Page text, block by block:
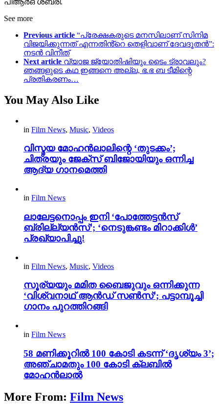
See more
Previous article “പ്രേക്ഷകരുടെ മനസിലാണ് സിനിമ
വിജയിക്കുന്നത് എന്നതിൻ്റെ തെളിവാണ് ദേവദൂതൻ”:
നടൻ വിനീത്
Next article വ്യാജ ജ്യോതിഷിയും ടൈം ട്രാവലും?
ഞങ്ങളുടെ കഥ ഇങ്ങനെ അല്ല, ഭ.ഭ ബ ടീമിന്റെ
പ്രതികരണം…
You May Also Like
in Film News, Music, Videos
വിസ്മയ മോഹൻലാലിന്റെ ‘തുടക്കം’;
ചിത്രയും ജേക്സ് ബിജോയിയും ഒന്നിച്ച
ആദ്യ ഗാനമെത്തി
in Film News
ലാലേട്ടനൊപ്പം ഇനി ‘പോത്തേട്ടൻസ്
ബ്രില്ല്യൻസ്’; ‘നെടുങ്കണ്ടം മിറാക്കിൾ’
പ്രഖ്യാപിച്ചു!
in Film News, Music, Videos
സൂര്യയും മമിത ബൈജുവും ഒന്നിക്കുന്ന
‘വിശ്വനാഥ് ആൻഡ് സൺസ്’; പട്ടാമ്പൂച്ചി
ഗാനം പുറത്തിറങ്ങി
in Film News
58 മണിക്കൂറിൽ 100 കോടി കടന്ന് ‘ദൃശ്യം 3’;
അഞ്ചാമതും 100 കോടി ക്ലബിൽ
മോഹൻലാൽ
More From: Film News